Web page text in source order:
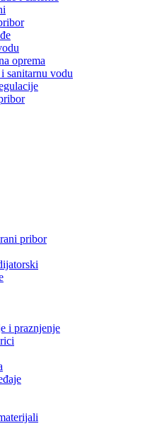
oprema
sanitarnu vodu
pribor
i praznjenje